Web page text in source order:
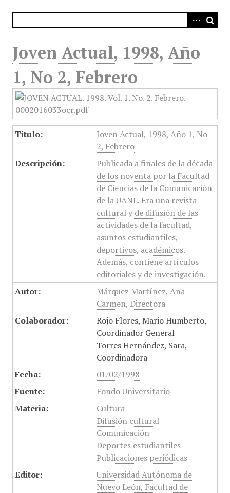
Joven Actual, 1998, Año
1, No 2, Febrero
Título:
Joven Actual, 1998, Año 1, No
2, Febrero
Descripción:
Publicada a finales de la década
de los noventa por la Facultad
de Ciencias de la Comunicación
de la UANL. Era una revista
cultural y de difusión de las
actividades de la facultad,
asuntos estudiantiles,
deportivos, académicos.
Además, contiene artículos
editoriales y de investigación.
Autor:
Márquez Martínez, Ana
Carmen, Directora
Colaborador:
Rojo Flores, Mario Humberto,
Coordinador General
Torres Hernández, Sara,
Coordinadora
Fecha:
01/02/1998
Fuente:
Fondo Universitario
Materia:
Cultura
Difusión cultural
Comunicación
Deportes estudiantiles
Publicaciones periódicas
Editor:
Universidad Autónoma de
Nuevo León, Facultad de